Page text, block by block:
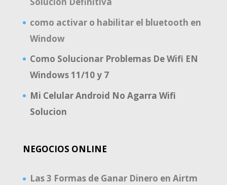
como activar o habilitar el bluetooth en
Window
Como Solucionar Problemas De Wifi EN
Windows 11/10 y 7
Mi Celular Android No Agarra Wifi
Solucion
NEGOCIOS ONLINE
Las 3 Formas de Ganar Dinero en Airtm